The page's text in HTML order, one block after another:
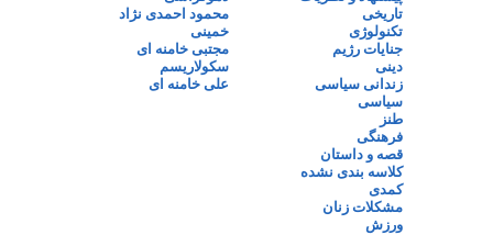
تاریخی
تکنولوژی
جنایات رژیم
دینی
زندانی سیاسی
سیاسی
طنز
فرهنگی
قصه و داستان
کلاسه بندی نشده
کمدی
مشکلات زنان
ورزش
محمود احمدی نژاد
خمینی
مجتبی خامنه ای
سکولاریسم
علی خامنه ای